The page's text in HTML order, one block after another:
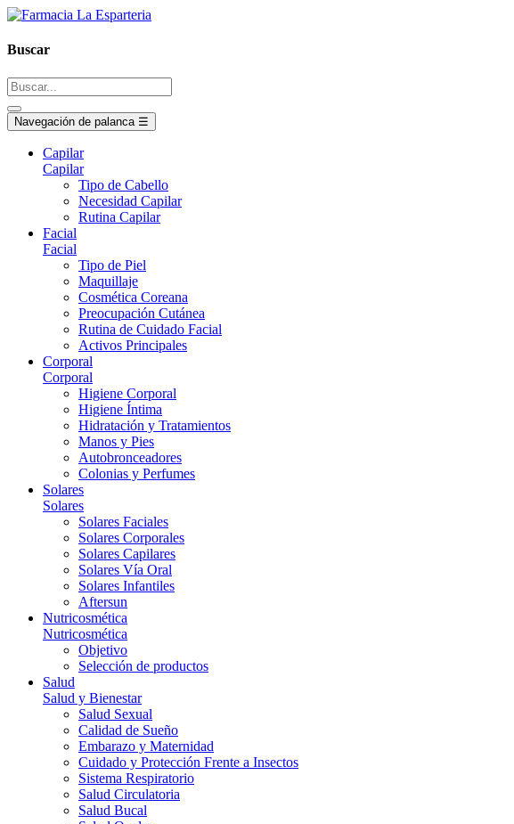
Buscar
Navegación de palanca ☰
Capilar
Capilar
Tipo de Cabello
Necesidad Capilar
Rutina Capilar
Facial
Facial
Tipo de Piel
Maquillaje
Cosmética Coreana
Preocupación Cutánea
Rutina de Cuidado Facial
Activos Principales
Corporal
Corporal
Higiene Corporal
Higiene Íntima
Hidratación y Tratamientos
Manos y Pies
Autobronceadores
Colonias y Perfumes
Solares
Solares
Solares Faciales
Solares Corporales
Solares Capilares
Solares Vía Oral
Solares Infantiles
Aftersun
Nutricosmética
Nutricosmética
Objetivo
Selección de productos
Salud
Salud y Bienestar
Salud Sexual
Calidad de Sueño
Embarazo y Maternidad
Cuidado y Protección Frente a Insectos
Sistema Respiratorio
Salud Circulatoria
Salud Bucal